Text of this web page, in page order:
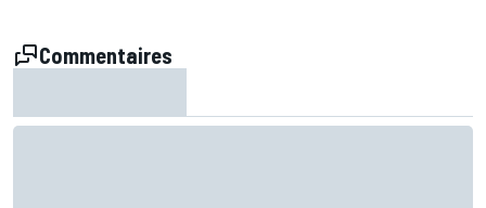
Commentaires